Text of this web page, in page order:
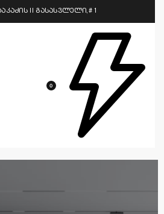
II გასასვლელი,# 1
0